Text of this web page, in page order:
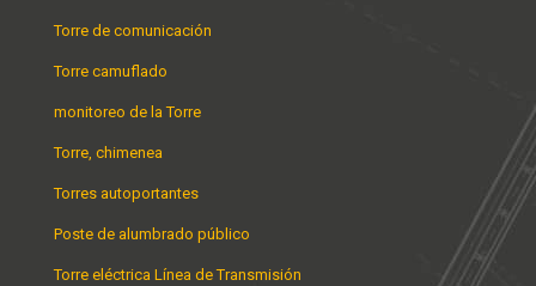
Torre de comunicación
Torre camuflado
monitoreo de la Torre
Torre, chimenea
Torres autoportantes
Poste de alumbrado público
Torre eléctrica Línea de Transmisión